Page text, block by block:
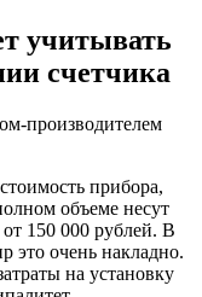
учитывать
счетчика
производителем
прибора,
объеме несут
150 000 рублей. В
это очень накладно.
на установку